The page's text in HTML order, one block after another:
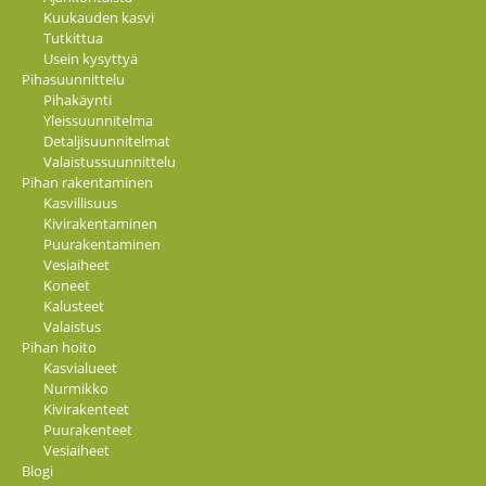
Kuukauden kasvi
Tutkittua
Usein kysyttyä
Pihasuunnittelu
Pihakäynti
Yleissuunnitelma
Detaljisuunnitelmat
Valaistussuunnittelu
Pihan rakentaminen
Kasvillisuus
Kivirakentaminen
Puurakentaminen
Vesiaiheet
Koneet
Kalusteet
Valaistus
Pihan hoito
Kasvialueet
Nurmikko
Kivirakenteet
Puurakenteet
Vesiaiheet
Blogi